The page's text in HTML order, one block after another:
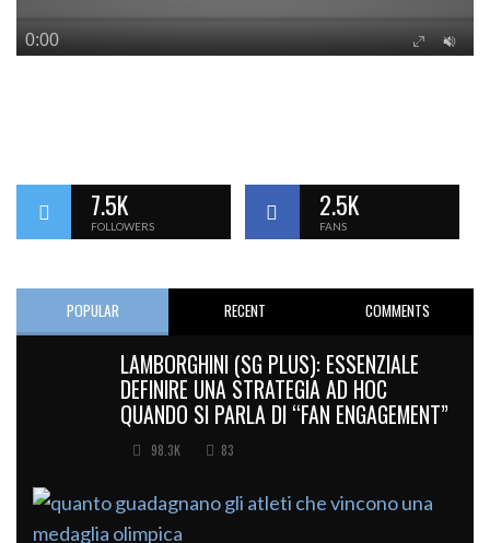
7.5K
FOLLOWERS
2.5K
FANS
POPULAR RECENT COMMENTS
LAMBORGHINI (SG PLUS): ESSENZIALE
DEFINIRE UNA STRATEGIA AD HOC
QUANDO SI PARLA DI “FAN ENGAGEMENT”
98.3K 83